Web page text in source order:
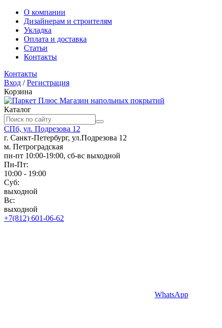
О компании
Дизайнерам и строителям
Укладка
Оплата и доставка
Статьи
Контакты
Контакты
Вход /Регистрация
Корзина
Магазин напольных покрытий
Каталог
СПб, ул. Подрезова 12
г. Санкт-Петербург, ул.Подрезова 12
м. Петроградская
пн-пт 10:00-19:00, сб-вс выходной
Пн-Пт:
10:00 - 19:00
Суб:
выходной
Вс:
выходной
+7(812) 601-06-62
WhatsApp